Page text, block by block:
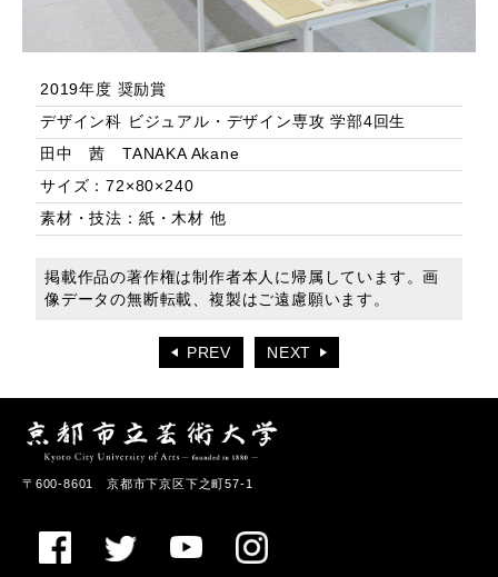
2019年度 奨励賞
デザイン科 ビジュアル・デザイン専攻 学部4回生
田中 茜 TANAKA Akane
サイズ：72×80×240
素材・技法：紙・木材 他
掲載作品の著作権は制作者本人に帰属しています。画
像データの無断転載、複製はご遠慮願います。
PREV NEXT
〒600-8601 京都市下京区下之町57-1